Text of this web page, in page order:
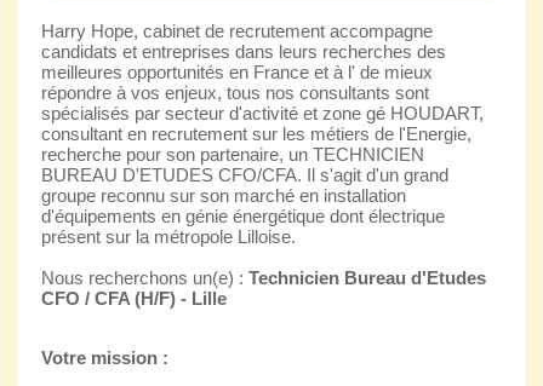
Harry Hope, cabinet de recrutement accompagne
candidats et entreprises dans leurs recherches des
meilleures opportunités en France et à l' de mieux
répondre à vos enjeux, tous nos consultants sont
spécialisés par secteur d'activité et zone gé HOUDART,
consultant en recrutement sur les métiers de l'Energie,
recherche pour son partenaire, un TECHNICIEN
BUREAU D'ETUDES CFO/CFA. Il s'agit d'un grand
groupe reconnu sur son marché en installation
d'équipements en génie énergétique dont électrique
présent sur la métropole Lilloise.
Nous recherchons un(e) : Technicien Bureau d'Etudes
CFO / CFA (H/F) - Lille
Votre mission :